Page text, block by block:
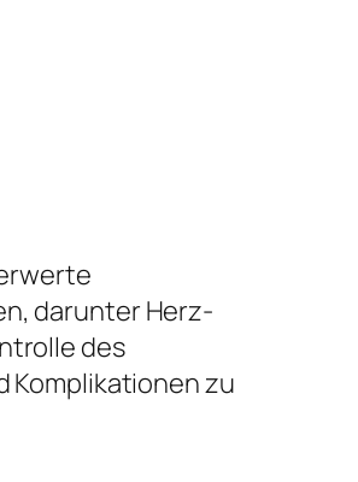
darunter Herz-
des
Komplikationen zu